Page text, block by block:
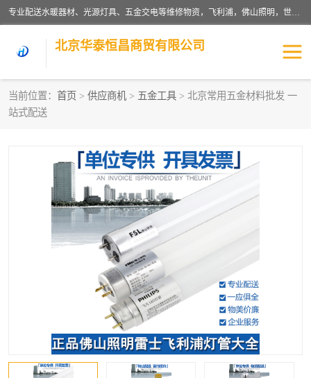
专业配送水暖器材、光源灯具、五金交电等维修物资，飞利浦，佛山照明，世达，博世，九牧，特陶等各产品涉及国内外知名品牌。公司专注与物业、学校、酒店、工厂等单位合作，提供一站式配送服务，降低客户综合成本。依托电子商务改变传统模式，以专业的团队为客户提供24H物资配送到达，货到月结、统一开票，便捷退换等服务，提高了企业的运营效率。
北京华泰恒昌商贸有限公司
当前位置： 首页 > 供应商机 > 五金工具 > 北京常用五金材料批发 一
站式配送
水暖阀门
涂料辅材